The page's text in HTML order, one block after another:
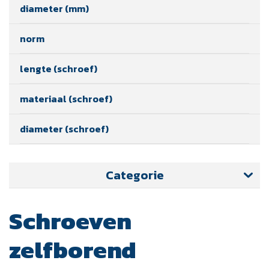
diameter (mm)
norm
lengte (schroef)
materiaal (schroef)
diameter (schroef)
Categorie
Schroeven
zelfborend